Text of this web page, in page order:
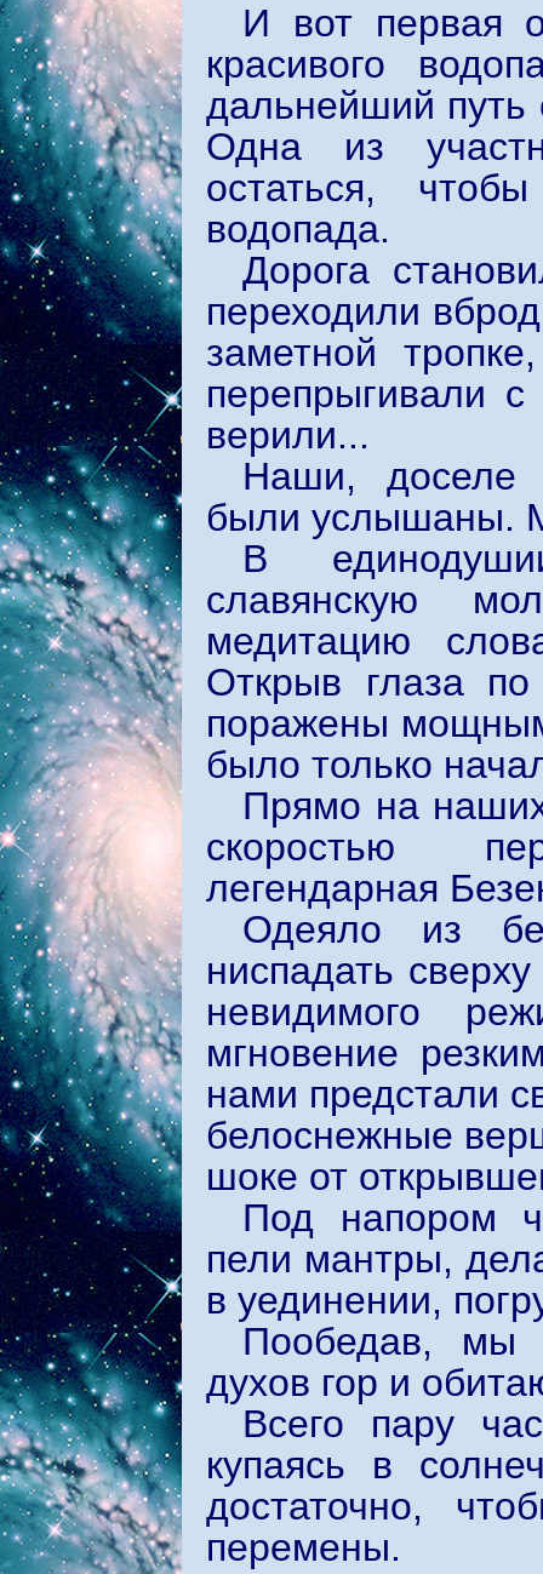
И вот первая
красивого
дальнейший путь
Одна из
остаться,
водопада.
Дорога
переходили
заметной
перепрыгивали
верили...
Наши, доселе
были услышаны.
В
славянскую
медитацию
Открыв глаза
поражены
было только
Прямо на
скоростью
легендарная
Одеяло из
ниспадать
невидимого
мгновение
нами предстали
белоснежные
шоке от
Под напором
пели мантры,
в уединении,
Пообедав, мы
духов гор и
Всего пару
купаясь в
достаточно,
перемены.